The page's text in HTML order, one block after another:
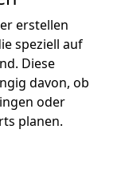
erstellen
speziell auf
Diese
davon, ob
oder
planen.